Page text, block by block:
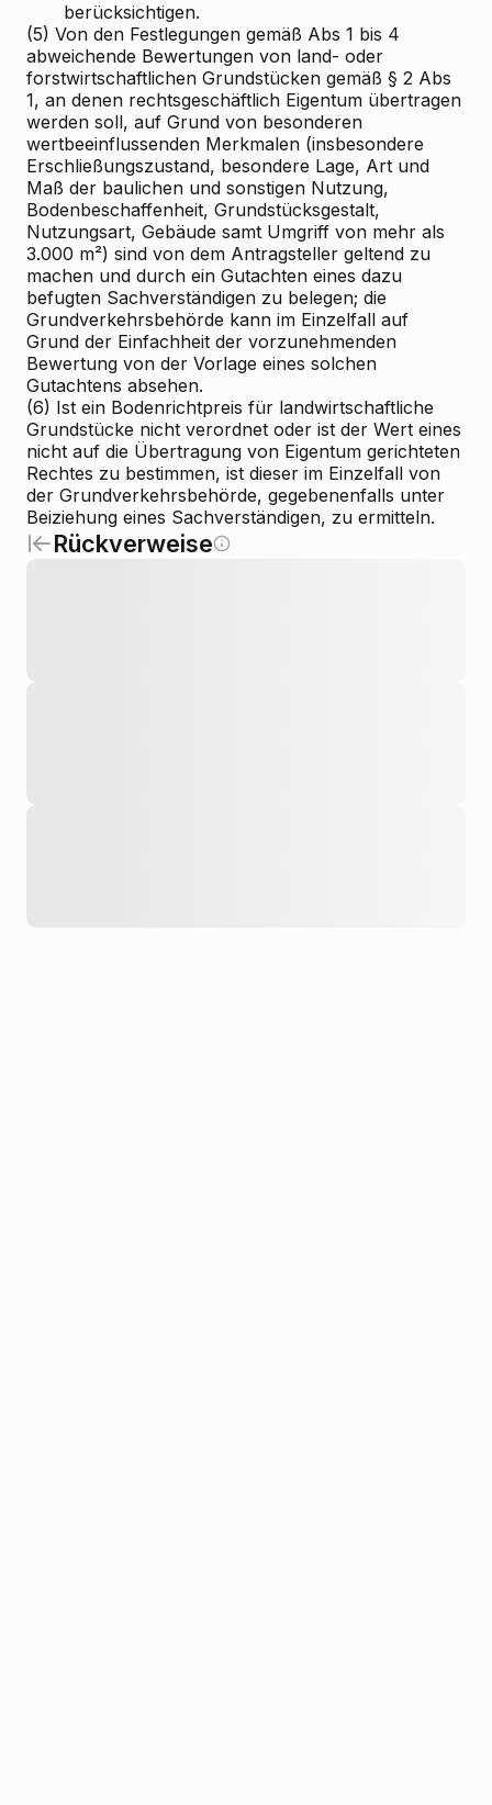
berücksichtigen.
(5) Von den Festlegungen gemäß Abs 1 bis 4
abweichende Bewertungen von land- oder
forstwirtschaftlichen Grundstücken gemäß § 2 Abs
1, an denen rechtsgeschäftlich Eigentum übertragen
werden soll, auf Grund von besonderen
wertbeeinflussenden Merkmalen (insbesondere
Erschließungszustand, besondere Lage, Art und
Maß der baulichen und sonstigen Nutzung,
Bodenbeschaffenheit, Grundstücksgestalt,
Nutzungsart, Gebäude samt Umgriff von mehr als
3.000 m²) sind von dem Antragsteller geltend zu
machen und durch ein Gutachten eines dazu
befugten Sachverständigen zu belegen; die
Grundverkehrsbehörde kann im Einzelfall auf
Grund der Einfachheit der vorzunehmenden
Bewertung von der Vorlage eines solchen
Gutachtens absehen.
(6) Ist ein Bodenrichtpreis für landwirtschaftliche
Grundstücke nicht verordnet oder ist der Wert eines
nicht auf die Übertragung von Eigentum gerichteten
Rechtes zu bestimmen, ist dieser im Einzelfall von
der Grundverkehrsbehörde, gegebenenfalls unter
Beiziehung eines Sachverständigen, zu ermitteln.
Rückverweise